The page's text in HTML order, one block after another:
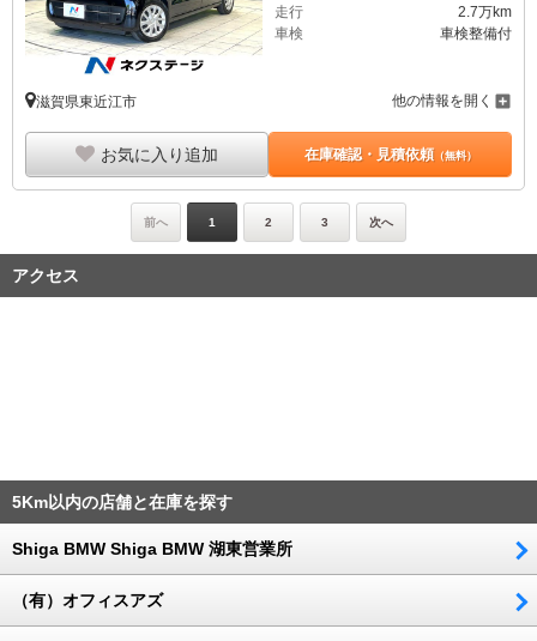
走行
2.7万km
車検
車検整備付
滋賀県東近江市 他の情報を開く
お気に入り追加 在庫確認・見積依頼（無料）
前へ 1 2 3 次へ
アクセス
5Km以内の店舗と在庫を探す
Shiga BMW Shiga BMW 湖東営業所
（有）オフィスアズ